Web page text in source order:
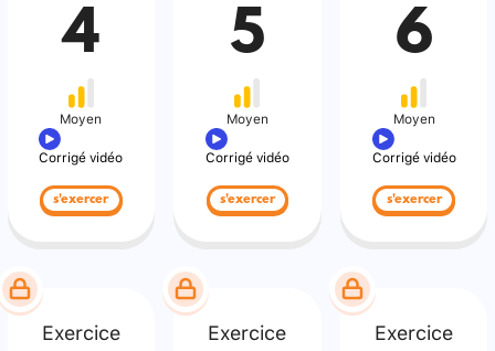
4
Moyen
Corrigé vidéo
s'exercer
5
Moyen
Corrigé vidéo
s'exercer
6
Moyen
Corrigé vidéo
s'exercer
Exercice Exercice Exercice